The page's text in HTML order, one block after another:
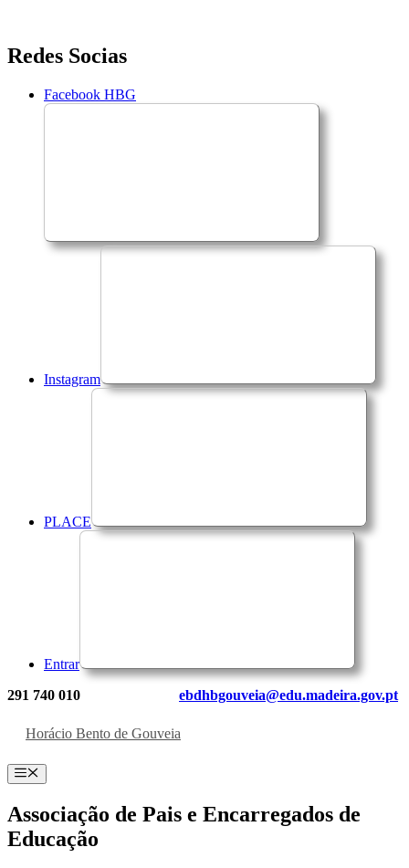
Saltar
para
conteúdo
Redes Socias
Facebook HBG
Instagram
PLACE
Entrar
291 740 010 ebdhbgouveia@edu.madeira.gov.pt
Horácio Bento de Gouveia
Menu
Associação de Pais e Encarregados de
Educação